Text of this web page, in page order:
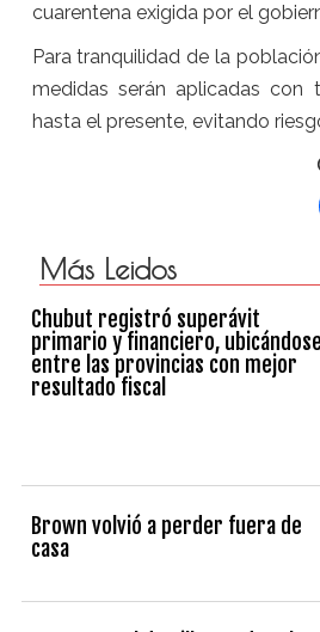
cuarentena exigida por el
Para tranquilidad de la
medidas serán aplicadas con
hasta el presente, evitando
Más Leidos
Chubut registró superávit
primario y financiero, ubicándose
entre las provincias con mejor
resultado fiscal
Brown volvió a perder fuera de
casa